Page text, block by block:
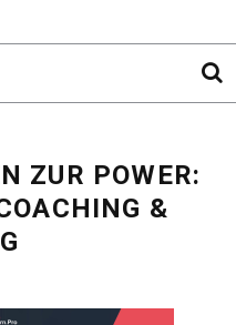
ZUR POWER:
&